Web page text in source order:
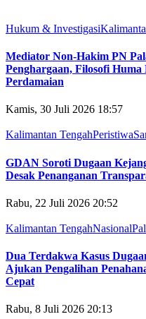
Hukum & Investigasi
Mediator Non-Hakim PN
Penghargaan, Filosofi
Perdamaian
Kamis, 30 Juli 2026 18:57
Kalimantan TengahPeristiwa
GDAN Soroti Dugaan
Desak Penanganan
Rabu, 22 Juli 2026 20:52
Kalimantan TengahNasional
Dua Terdakwa Kasus
Ajukan Pengalihan
Cepat
Rabu, 8 Juli 2026 20:13